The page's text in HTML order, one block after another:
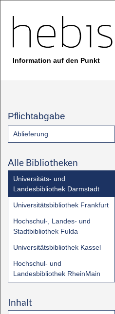
Information auf den Punkt
Pflichtabgabe
Ablieferung
Alle Bibliotheken
Universitäts- und
Landesbibliothek Darmstadt
Universitätsbibliothek Frankfurt
Hochschul-, Landes- und
Stadtbibliothek Fulda
Universitätsbibliothek Kassel
Hochschul- und
Landesbibliothek RheinMain
Inhalt